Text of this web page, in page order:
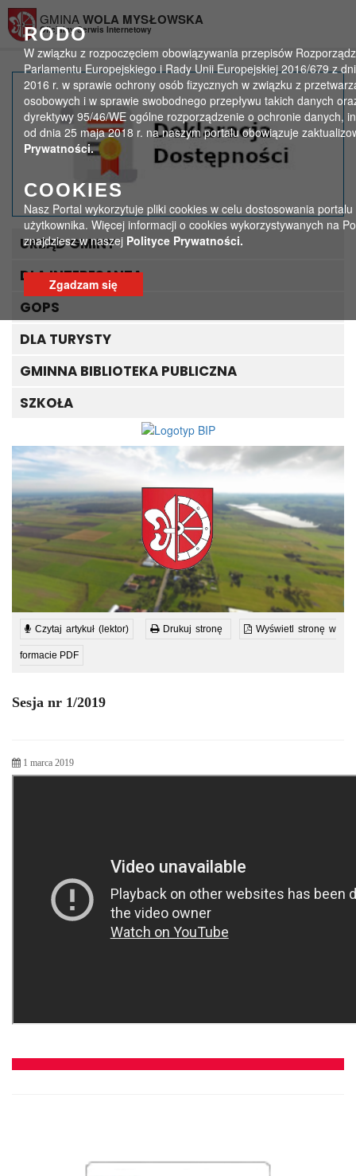
RODO
W związku z rozpoczęciem obowiązywania przepisów
Parlamentu Europejskiego i Rady Unii Europejskiej 2016/679 z
2016 r. w sprawie ochrony osób fizycznych w związku z
osobowych i w sprawie swobodnego przepływu takich danych
dyrektywy 95/46/WE ogólne rozporządzenie o ochronie danych,
od dnia 25 maja 2018 r. na naszym portalu obowiązuje
Prywatności.
COOKIES
Nasz Portal wykorzytuje pliki cookies w celu dostosowania
użytkownika. Więcej informacji o cookies wykorzystywanych na
znajdziesz w naszej Polityce Prywatności.
Zgadzam się
GMINA WOLA MYSŁOWSKA
Oficjalny Serwis Internetowy
Sesja nr 1/2019
Strona główna > Archiwum nagrań > Sesja nr 1/2019
URZĄD GMINY
DLA INTERESANTA
GOPS
DLA TURYSTY
GMINNA BIBLIOTEKA PUBLICZNA
SZKOŁA
Czytaj artykuł (lektor) Drukuj stronę Wyświetl stronę w
formacie PDF
Sesja nr 1/2019
1 marca 2019